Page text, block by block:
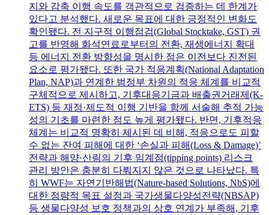
지와 감축 이행 속도를 객관적으로 검증하는 데 한계가
있다고 분석했다. 새로운 목표에 대한 긍정적인 변화도
확인됐다. 전 지구적 이행점검(Global Stocktake, GST) 권
고를 반영해 화석연료로부터의 전환, 재생에너지 확대
등 에너지 전환 방향성을 명시한 점은 이전보다 진전된
요소로 평가됐다. 또한 국가 적응계획(National Adaptation
Plan, NAP)과 연계한 범정부 차원의 적응 체계를 비교적
구체적으로 제시하고, 기후대응기금과 배출권거래제(K-
ETS) 등 재정·제도적 이행 기반을 함께 서술해 추적 가능
성의 기초를 마련한 점도 높게 평가됐다. 반면, 기후적응
체계는 비교적 명확히 제시된 데 비해, 적응으로도 피할
수 없는 잔여 피해에 대한 ‘손실과 피해(Loss & Damage)’
전략과 해양·산림의 기후 임계점(tipping points) 리스크
관리 방안은 충분히 다뤄지지 않은 것으로 나타났다. 특
히 WWF는 자연기반해법(Nature-based Solutions, NbS)에
대한 정량적 목표 설정과 국가생물다양성전략(NBSAP)
등 생물다양성 보호 정책과의 상호 연계가 부족해, 기후